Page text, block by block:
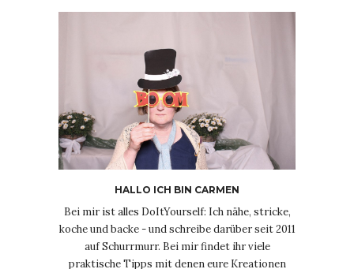
HALLO ICH BIN CARMEN
Bei mir ist alles DoItYourself: Ich nähe, stricke,
koche und backe - und schreibe darüber seit 2011
auf Schurrmurr. Bei mir findet ihr viele
praktische Tipps mit denen eure Kreationen